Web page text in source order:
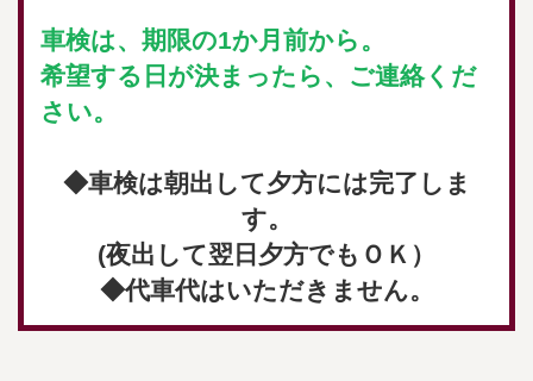
車検は、期限の1か月前から。
希望する日が決まったら、ご連絡くだ
さい。
◆車検は朝出して夕方には完了しま
す。
(夜出して翌日夕方でもＯＫ）
◆代車代はいただきません。